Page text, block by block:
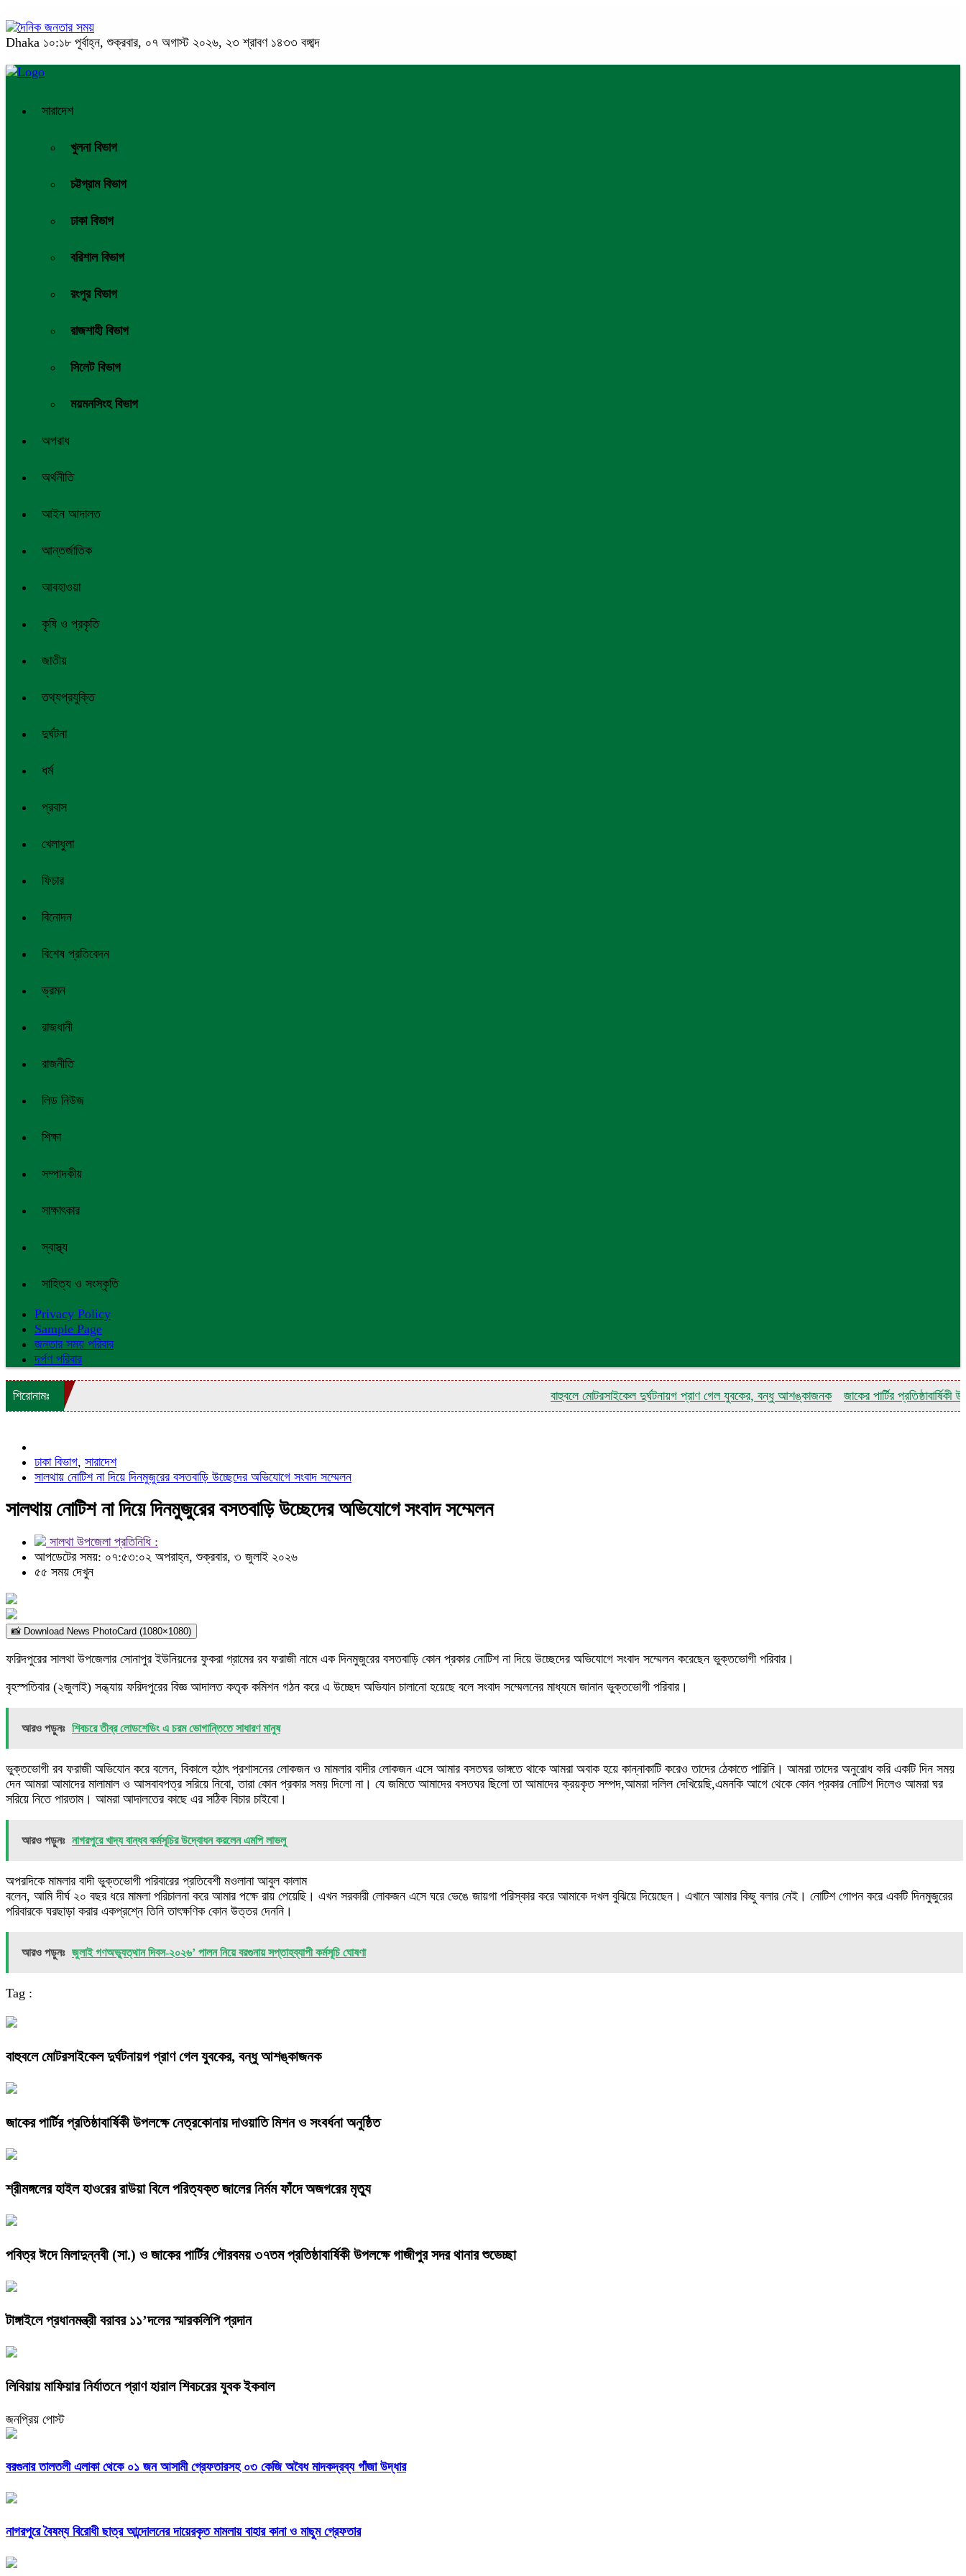
Dhaka ১০:১৮ পূর্বাহ্ন, শুক্রবার, ০৭ অগাস্ট ২০২৬, ২৩ শ্রাবণ ১৪৩৩ বঙ্গাব্দ
সারাদেশ
খুলনা বিভাগ
চট্টগ্রাম বিভাগ
ঢাকা বিভাগ
বরিশাল বিভাগ
রংপুর বিভাগ
রাজশাহী বিভাগ
সিলেট বিভাগ
ময়মনসিংহ বিভাগ
অপরাধ
অর্থনীতি
আইন আদালত
আন্তর্জাতিক
আবহাওয়া
কৃষি ও প্রকৃতি
জাতীয়
তথ্যপ্রযুক্তি
দুর্ঘটনা
ধর্ম
প্রবাস
খেলাধুলা
ফিচার
বিনোদন
বিশেষ প্রতিবেদন
ভ্রমন
রাজধানী
রাজনীতি
লিড নিউজ
শিক্ষা
সম্পাদকীয়
সাক্ষাৎকার
স্বাস্থ্য
সাহিত্য ও সংস্কৃতি
Privacy Policy
Sample Page
জনতার সময় পরিবার
দর্পণ পরিবার
শিরোনামঃ বাহুবলে মোটরসাইকেল দুর্ঘটনায়গ প্রাণ গেল যুবকের, বন্ধু আশঙ্কাজনক জাকের পার্টির প্রতিষ্ঠাবার্ষিকী
ঢাকা বিভাগ, সারাদেশ
সালথায় নোটিশ না দিয়ে দিনমুজুরের বসতবাড়ি উচ্ছেদের অভিযোগে সংবাদ সম্মেলন
সালথায় নোটিশ না দিয়ে দিনমুজুরের বসতবাড়ি উচ্ছেদের অভিযোগে সংবাদ সম্মেলন
সালথা উপজেলা প্রতিনিধি :
আপডেটের সময়: ০৭:৫৩:০২ অপরাহ্ন, শুক্রবার, ৩ জুলাই ২০২৬
৫৫ সময় দেখুন
📸 Download News PhotoCard (1080×1080)
ফরিদপুরের সালথা উপজেলার সোনাপুর ইউনিয়নের ফুকরা গ্রামের রব ফরাজী নামে এক দিনমুজুরের বসতবাড়ি কোন প্রকার নোটিশ না দিয়ে উচ্ছেদের অভিযোগে সংবাদ সম্মেলন করেছেন ভুক্তভোগী পরিবার।
বৃহস্পতিবার (২জুলাই) সন্ধ্যায় ফরিদপুরের বিজ্ঞ আদালত কতৃক কমিশন গঠন করে এ উচ্ছেদ অভিযান চালানো হয়েছে বলে সংবাদ সম্মেলনের মাধ্যমে জানান ভুক্তভোগী পরিবার।
আরও পড়ুনঃ শিবচরে তীব্র লোডশেডিং এ চরম ভোগান্তিতে সাধারণ মানুষ
ভুক্তভোগী রব ফরাজী অভিযোন করে বলেন, বিকালে হঠাৎ প্রশাসনের লোকজন ও মামলার বাদীর লোকজন এসে আমার বসতঘর ভাঙ্গতে থাকে আমরা অবাক হয়ে কান্নাকাটি করেও তাদের ঠেকাতে পারিনি। আমরা তাদের অনুরোধ করি একটি দিন সময়
দেন আমরা আমাদের মালামাল ও আসবাবপত্র সরিয়ে নিবো, তারা কোন প্রকার সময় দিলো না। যে জমিতে আমাদের বসতঘর ছিলো তা আমাদের ক্রয়কৃত সম্পদ,আমরা দলিল দেখিয়েছি,এমনকি আগে থেকে কোন প্রকার নোটিশ দিলেও আমরা ঘর
সরিয়ে নিতে পারতাম। আমরা আদালতের কাছে এর সঠিক বিচার চাইবো।
আরও পড়ুনঃ নাগরপুরে খাদ্য বান্ধব কর্মসূচির উদ্বোধন করলেন এমপি লাভলু
অপরদিকে মামলার বাদী ভুক্তভোগী পরিবারের প্রতিবেশী মওলানা আবুল কালাম
বলেন, আমি দীর্ঘ ২০ বছর ধরে মামলা পরিচালনা করে আমার পক্ষে রায় পেয়েছি। এখন সরকারী লোকজন এসে ঘরে ভেঙে জায়গা পরিস্কার করে আমাকে দখল বুঝিয়ে দিয়েছেন। এখানে আমার কিছু বলার নেই। নোটিশ গোপন করে একটি দিনমুজুরের
পরিবারকে ঘরছাড়া করার একপ্রশ্নে তিনি তাৎক্ষণিক কোন উত্তর দেননি।
আরও পড়ুনঃ জুলাই গণঅভ্যুত্থান দিবস-২০২৬’ পালন নিয়ে বরগুনায় সপ্তাহব্যাপী কর্মসূচি ঘোষণা
Tag :
বাহুবলে মোটরসাইকেল দুর্ঘটনায়গ প্রাণ গেল যুবকের, বন্ধু আশঙ্কাজনক
জাকের পার্টির প্রতিষ্ঠাবার্ষিকী উপলক্ষে নেত্রকোনায় দাওয়াতি মিশন ও সংবর্ধনা অনুষ্ঠিত
শ্রীমঙ্গলের হাইল হাওরের রাউয়া বিলে পরিত্যক্ত জালের নির্মম ফাঁদে অজগরের মৃত্যু
পবিত্র ঈদে মিলাদুন্নবী (সা.) ও জাকের পার্টির গৌরবময় ৩৭তম প্রতিষ্ঠাবার্ষিকী উপলক্ষে গাজীপুর সদর থানার শুভেচ্ছা
টাঙ্গাইলে প্রধানমন্ত্রী বরাবর ১১’দলের স্মারকলিপি প্রদান
লিবিয়ায় মাফিয়ার নির্যাতনে প্রাণ হারাল শিবচরের যুবক ইকবাল
জনপ্রিয় পোস্ট
বরগুনার তালতলী এলাকা থেকে ০১ জন আসামী গ্রেফতারসহ ০৩ কেজি অবৈধ মাদকদ্রব্য গাঁজা উদ্ধার
নাগরপুরে বৈষম্য বিরোধী ছাত্র আন্দোলনের দায়েরকৃত মামলায় বাহার কানা ও মাছুম গ্রেফতার